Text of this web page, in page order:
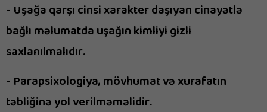
- Uşağa qarşı cinsi xarakter daşıyan cinayətlə
bağlı məlumatda uşağın kimliyi gizli
saxlanılmalıdır.
- Parapsixologiya, mövhumat və xurafatın
təbliğinə yol verilməməlidir.